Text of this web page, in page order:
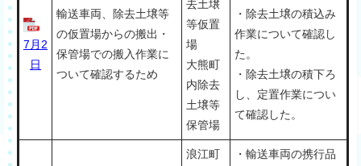
7月2
日
輸送車両、除去土壌等
の仮置場からの搬出・
保管場での搬入作業に
ついて確認するため
去土壌
等仮置
場
大熊町
内除去
土壌等
保管場
・除去土壌の積込み
作業について確認し
た。
・除去土壌の積下ろ
し、定置作業につい
て確認した。
浪江町
・輸送車両の携行品